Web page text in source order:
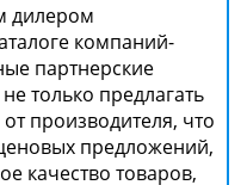
дилером
компаний-
партнерские
только предлагать
производителя, что
предложений,
качество товаров,